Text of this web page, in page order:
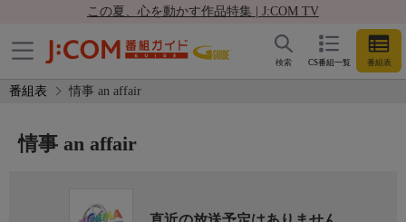
この夏、心を動かす作品特集 | J:COM TV
CS番組一覧 番組表
検索
番組表 情事 an affair
情事 an affair